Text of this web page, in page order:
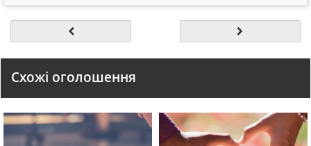
Схожі оголошення